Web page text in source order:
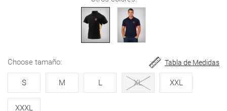
choose tamaño
S M L XL XXL
XXXL
Tabla de Medidas